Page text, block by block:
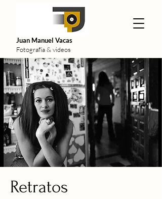
Juan Manuel Vacas
Fotografía & videos
Retratos